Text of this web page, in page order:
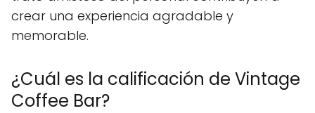
crear una experiencia agradable y
memorable.
¿Cuál es la calificación de Vintage
Coffee Bar?